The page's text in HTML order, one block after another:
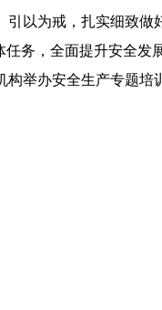
以为戒，扎实细致做
务，全面提升安全发
举办安全生产专题培